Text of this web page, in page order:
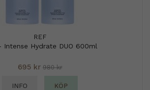
REF
Intense Hydrate DUO 600ml
695 kr 980 kr
INFO KÖP